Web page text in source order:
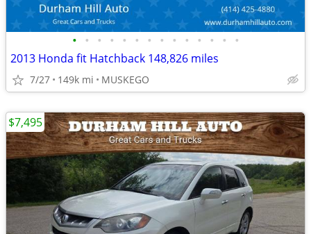
• • • • • • • • • • • • • •
2013 Honda fit Hatchback 148,826 miles
7/27 149k mi MUSKEGO
$7,495